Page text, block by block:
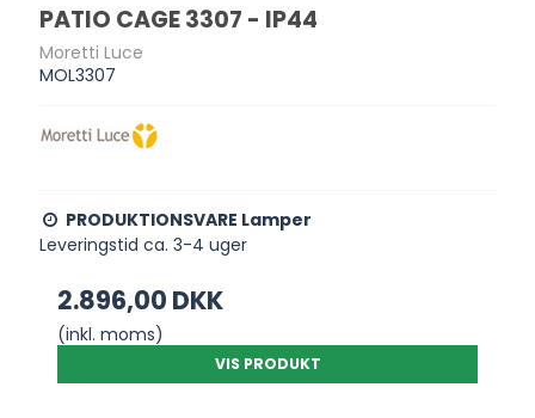
PATIO CAGE 3307 - IP44
Moretti Luce
MOL3307
PRODUKTIONSVARE Lamper
Leveringstid ca. 3-4 uger
2.896,00 DKK
(inkl. moms)
VIS PRODUKT